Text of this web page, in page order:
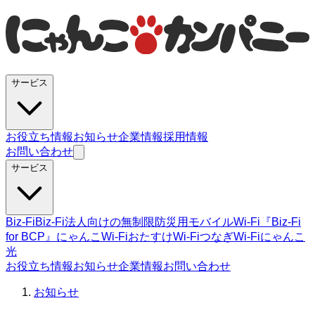
サービス
お役立ち情報お知らせ企業情報採用情報
お問い合わせ
サービス
Biz-FiBiz-Fi法人向けの無制限防災用モバイルWi-Fi『Biz-Fi
for BCP』 にゃんこWi-FiおたすけWi-FiつなぎWi-Fiにゃんこ
光
お役立ち情報お知らせ企業情報お問い合わせ
お知らせ